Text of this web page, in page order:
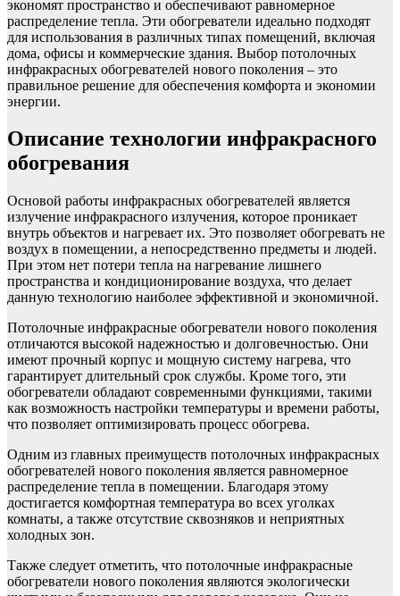
экономят пространство и обеспечивают равномерное
распределение тепла. Эти обогреватели идеально подходят
для использования в различных типах помещений, включая
дома, офисы и коммерческие здания. Выбор потолочных
инфракрасных обогревателей нового поколения – это
правильное решение для обеспечения комфорта и экономии
энергии.
Описание технологии инфракрасного
обогревания
Основой работы инфракрасных обогревателей является
излучение инфракрасного излучения, которое проникает
внутрь объектов и нагревает их. Это позволяет обогревать не
воздух в помещении, а непосредственно предметы и людей.
При этом нет потери тепла на нагревание лишнего
пространства и кондиционирование воздуха, что делает
данную технологию наиболее эффективной и экономичной.
Потолочные инфракрасные обогреватели нового поколения
отличаются высокой надежностью и долговечностью. Они
имеют прочный корпус и мощную систему нагрева, что
гарантирует длительный срок службы. Кроме того, эти
обогреватели обладают современными функциями, такими
как возможность настройки температуры и времени работы,
что позволяет оптимизировать процесс обогрева.
Одним из главных преимуществ потолочных инфракрасных
обогревателей нового поколения является равномерное
распределение тепла в помещении. Благодаря этому
достигается комфортная температура во всех уголках
комнаты, а также отсутствие сквозняков и неприятных
холодных зон.
Также следует отметить, что потолочные инфракрасные
обогреватели нового поколения являются экологически